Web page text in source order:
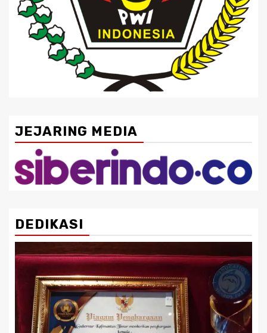
JEJARING MEDIA
DEDIKASI